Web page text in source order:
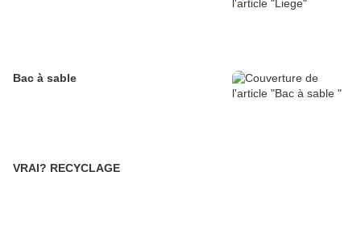
Bac à sable
VRAI? RECYCLAGE